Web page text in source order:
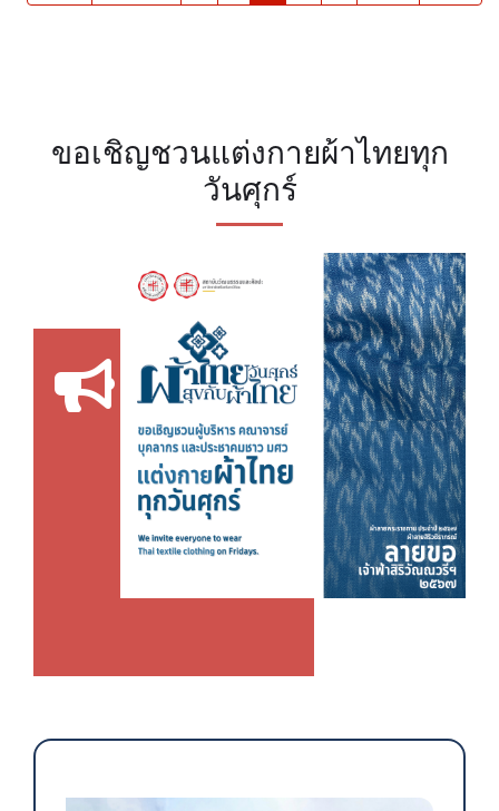
ขอเชิญชวนแต่งกายผ้าไทยทุก
วันศุกร์